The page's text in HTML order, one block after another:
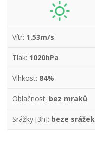
Vítr: 1.53m/s
Tlak: 1020hPa
Vlhkost: 84%
Oblačnost: bez mraků
Srážky [3h]: beze srážek